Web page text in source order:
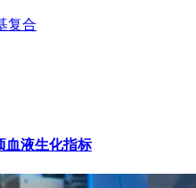
复合
血液生化指标